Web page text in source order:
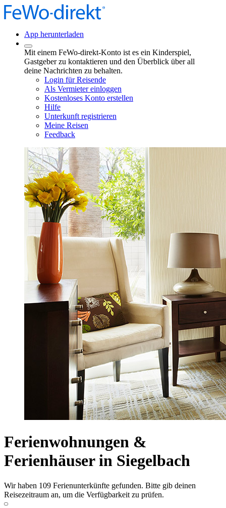
App herunterladen
Mit einem FeWo-direkt-Konto ist es ein Kinderspiel,
Gastgeber zu kontaktieren und den Überblick über all
deine Nachrichten zu behalten.
Login für Reisende
Als Vermieter einloggen
Kostenloses Konto erstellen
Hilfe
Unterkunft registrieren
Meine Reisen
Feedback
Ferienwohnungen &
Ferienhäuser in Siegelbach
Wir haben 109 Ferienunterkünfte gefunden. Bitte gib deinen
Reisezeitraum an, um die Verfügbarkeit zu prüfen.